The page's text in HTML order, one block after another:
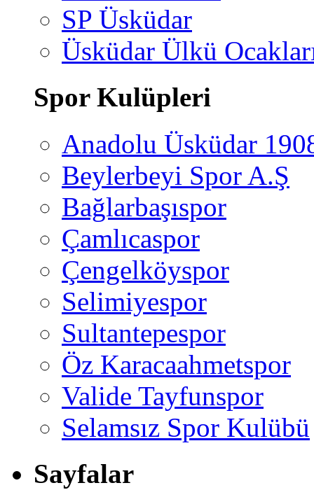
SP Üsküdar
Üsküdar Ülkü
Spor Kulüpleri
Anadolu Üsküdar
Beylerbeyi Spor A.Ş
Bağlarbaşıspor
Çamlıcaspor
Çengelköyspor
Selimiyespor
Sultantepespor
Öz Karacaahmetspor
Valide Tayfunspor
Selamsız Spor Kulübü
Sayfalar